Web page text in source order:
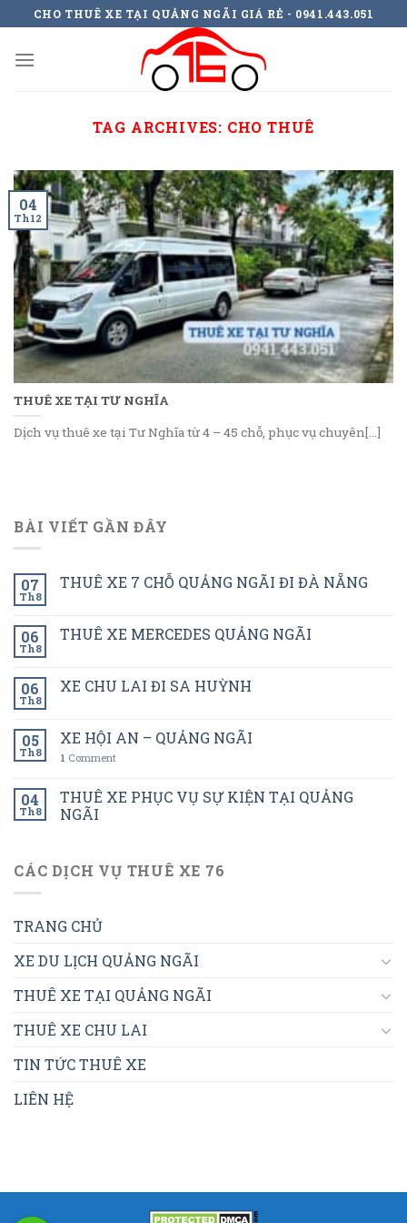
to
content
CHO THUÊ XE TẠI QUẢNG NGÃI GIÁ RẺ - 0941.443.051
TAG ARCHIVES: CHO THUÊ
THUÊ XE TẠI TƯ NGHĨA
Dịch vụ thuê xe tại Tư Nghĩa từ 4 – 45 chỗ, phục vụ chuyên[...]
04
Th12
BÀI VIẾT GẦN ĐÂY
07
Th8
THUÊ XE 7 CHỖ QUẢNG NGÃI ĐI ĐÀ NẴNG
06
Th8
THUÊ XE MERCEDES QUẢNG NGÃI
06
Th8
XE CHU LAI ĐI SA HUỲNH
05
Th8
XE HỘI AN – QUẢNG NGÃI
1 Comment
04
Th8
THUÊ XE PHỤC VỤ SỰ KIỆN TẠI QUẢNG
NGÃI
CÁC DỊCH VỤ THUÊ XE 76
TRANG CHỦ
XE DU LỊCH QUẢNG NGÃI
THUÊ XE TẠI QUẢNG NGÃI
THUÊ XE CHU LAI
TIN TỨC THUÊ XE
LIÊN HỆ